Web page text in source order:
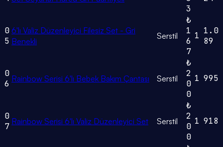
3
0
5
6'lı Valiz Düzenleyici Filesiz Set - Gri
Benekli
Serstil
₺
1
6
7
1 1.0
89
0
6 Rainbow Serisi 6'lı Bebek Bakım Çantası Serstil
₺
2
0
0
1 995
0
7 Rainbow Serisi 6'lı Valiz Düzenleyici Set Serstil
₺
2
0
0
1 918